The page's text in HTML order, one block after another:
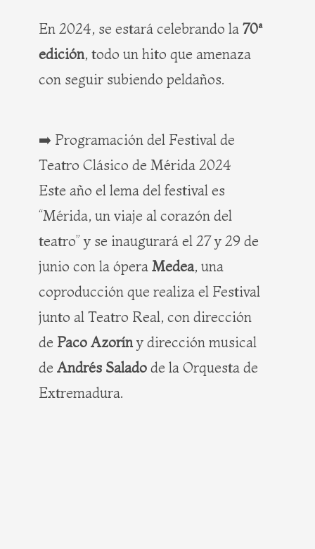
En 2024, se estará celebrando la 70ª
edición, todo un hito que amenaza
con seguir subiendo peldaños.
➡️ Programación del Festival de
Teatro Clásico de Mérida 2024
Este año el lema del festival es
“Mérida, un viaje al corazón del
teatro” y se inaugurará el 27 y 29 de
junio con la ópera Medea, una
coproducción que realiza el Festival
junto al Teatro Real, con dirección
de Paco Azoríny dirección musical
de Andrés Salado de la Orquesta de
Extremadura.